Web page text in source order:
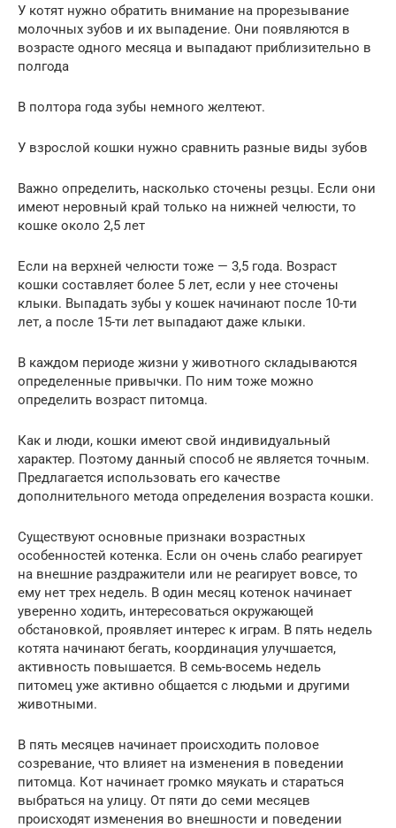
У котят нужно обратить внимание на прорезывание
молочных зубов и их выпадение. Они появляются в
возрасте одного месяца и выпадают приблизительно в
полгода
В полтора года зубы немного желтеют.
У взрослой кошки нужно сравнить разные виды зубов
Важно определить, насколько сточены резцы. Если они
имеют неровный край только на нижней челюсти, то
кошке около 2,5 лет
Если на верхней челюсти тоже — 3,5 года. Возраст
кошки составляет более 5 лет, если у нее сточены
клыки. Выпадать зубы у кошек начинают после 10-ти
лет, а после 15-ти лет выпадают даже клыки.
В каждом периоде жизни у животного складываются
определенные привычки. По ним тоже можно
определить возраст питомца.
Как и люди, кошки имеют свой индивидуальный
характер. Поэтому данный способ не является точным.
Предлагается использовать его качестве
дополнительного метода определения возраста кошки.
Существуют основные признаки возрастных
особенностей котенка. Если он очень слабо реагирует
на внешние раздражители или не реагирует вовсе, то
ему нет трех недель. В один месяц котенок начинает
уверенно ходить, интересоваться окружающей
обстановкой, проявляет интерес к играм. В пять недель
котята начинают бегать, координация улучшается,
активность повышается. В семь-восемь недель
питомец уже активно общается с людьми и другими
животными.
В пять месяцев начинает происходить половое
созревание, что влияет на изменения в поведении
питомца. Кот начинает громко мяукать и стараться
выбраться на улицу. От пяти до семи месяцев
происходят изменения во внешности и поведении